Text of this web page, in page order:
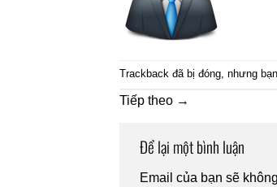
Trackback đã bị đóng, nhưng
Tiếp theo →
Để lại một bình luận
Email của bạn sẽ